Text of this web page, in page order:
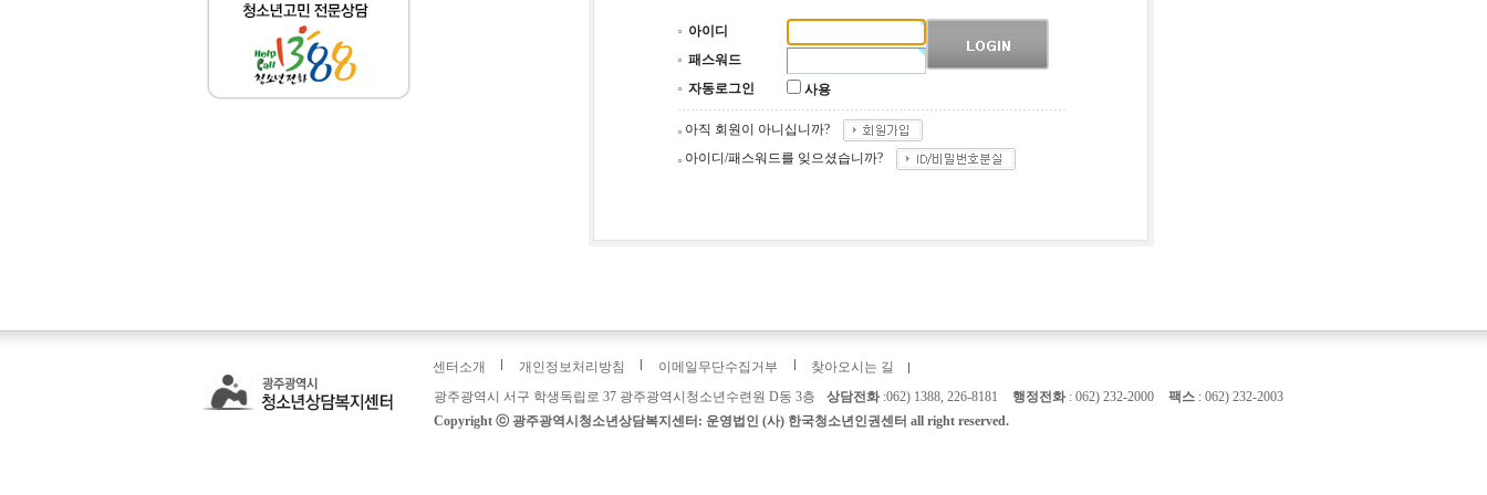
아이디
패스워드
자동로그인
사용
아직 회원이 아니십니까?
아이디/패스워드를 잊으셨습니까?
센터소개 개인정보처리방침 이메일무단수집거부
찾아오시는 길
광주광역시 서구 학생독립로 37 광주광역시청소년수련원 D동 3층
상담전화:062) 1388, 226-8181 행정전화: 062) 232-2000 팩스 : 062) 232-2003
Copyright ⓒ 광주광역시청소년상담복지센터: 운영법인 (사) 한국청소년인권센터 all right reserved.